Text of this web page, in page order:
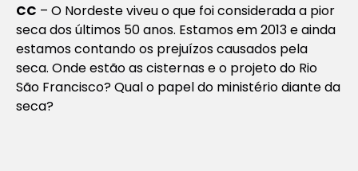
CC – O Nordeste viveu o que foi considerada a pior
seca dos últimos 50 anos. Estamos em 2013 e ainda
estamos contando os prejuízos causados pela
seca. Onde estão as cisternas e o projeto do Rio
São Francisco?Qual o papel do ministério diante da
seca?